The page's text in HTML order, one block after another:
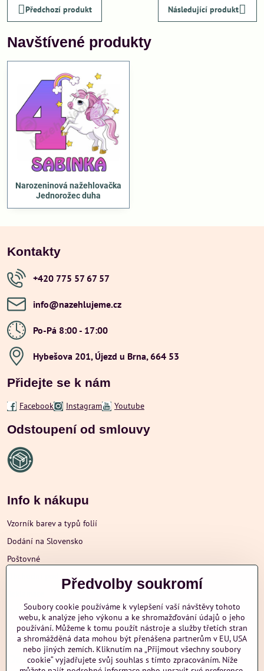
Předchozí produkt Následující produkt
Navštívené produkty
Narozeninová nažehlovačka
Jednorožec duha
Kontakty
+420 775 57 67 57
info​@nazehlujeme​.cz
Po-Pá 8:00 - 17:00
Hybešova 201, Újezd u Brna, 664 53
Přidejte se k nám
Facebook Instagram Youtube
Odstoupení od smlouvy
Info k nákupu
Vzorník barev a typů folií
Dodání na Slovensko
Poštovné
Obchodní podmínky
Ochrana osobních údajů
Další informace
Předvolby soukromí
Soubory cookie používáme k vylepšení vaší návštěvy tohoto
webu, k analýze jeho výkonu a ke shromažďování údajů o jeho
používání. Můžeme k tomu použít nástroje a služby třetích stran
a shromážděná data mohou být přenášena partnerům v EU, USA
nebo jiných zemích. Kliknutím na „Přijmout všechny soubory
cookie“ vyjadřujete svůj souhlas s tímto zpracováním. Níže